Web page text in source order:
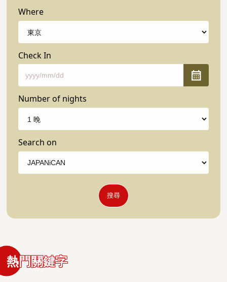
Where
Check In
Number of nights
Search on
搜尋
熱門關鍵字